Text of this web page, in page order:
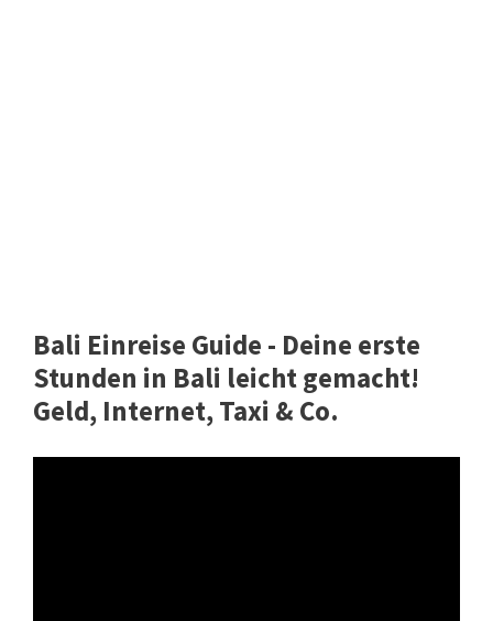
Bali Einreise Guide - Deine erste
Stunden in Bali leicht gemacht!
Geld, Internet, Taxi & Co.